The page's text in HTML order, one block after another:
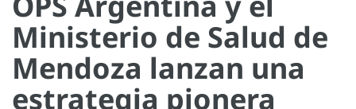
Ministerio de Salud de
Mendoza lanzan una
estrategia pionera